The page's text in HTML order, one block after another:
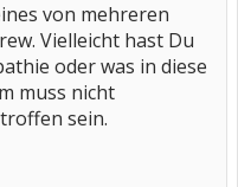
von mehreren
Vielleicht hast Du
oder was in diese
muss nicht
sein.